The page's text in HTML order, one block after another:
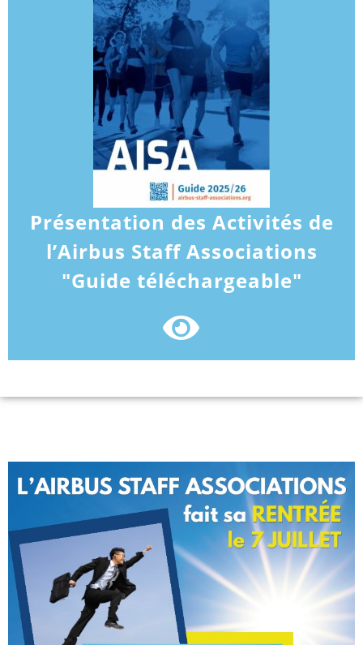
Présentation des Activités de
l’Airbus Staff Associations
"Guide téléchargeable"